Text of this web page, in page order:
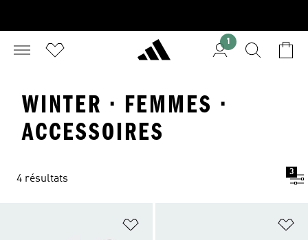
1
WINTER · FEMMES ·
ACCESSOIRES
4 résultats
3
Ajouter à la Liste de produits